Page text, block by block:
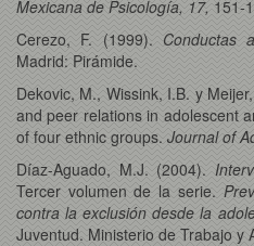
Mexicana de Psicología, 17, 151-
Cerezo, F. (1999). Conductas
Madrid: Pirámide.
Dekovic, M., Wissink, I.B. y
and peer relations in adolescent
of four ethnic groups. Journal of
Díaz-Aguado, M.J. (2004).
Tercer volumen de la serie.
contra la exclusión desde la
Juventud. Ministerio de Trabajo y